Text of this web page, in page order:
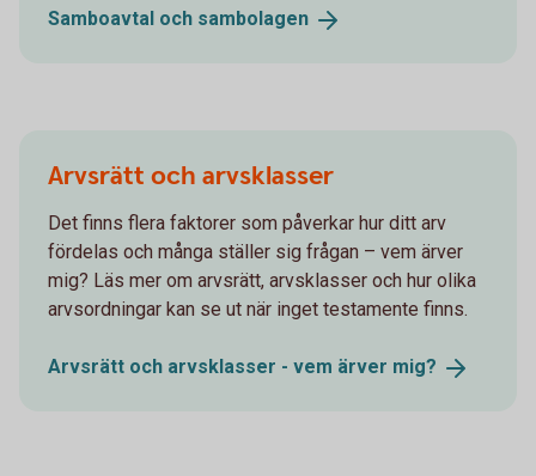
Samboavtal och sambolagen
Arvsrätt och arvsklasser
Det finns flera faktorer som påverkar hur ditt arv
fördelas och många ställer sig frågan – vem ärver
mig? Läs mer om arvsrätt, arvsklasser och hur olika
arvsordningar kan se ut när inget testamente finns.
Arvsrätt och arvsklasser - vem ärver mig?